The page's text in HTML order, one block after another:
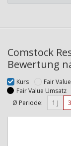
Comstock
Bewertung
Kurs Fair
Fair Value Umsatz
Ø Periode:
1 J